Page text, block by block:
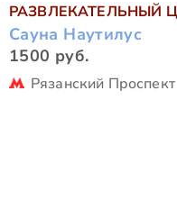
РАЗВЛЕКАТЕЛЬНЫЙ
Сауна Наутилус
1500 руб.
Рязанский Проспект